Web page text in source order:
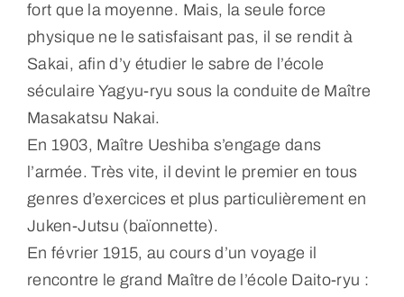
fort que la moyenne. Mais, la seule force
physique ne le satisfaisant pas, il se rendit à
Sakai, afin d’y étudier le sabre de l’école
séculaire Yagyu-ryu sous la conduite de Maître
Masakatsu Nakai.
En 1903, Maître Ueshiba s’engage dans
l’armée. Très vite, il devint le premier en tous
genres d’exercices et plus particulièrement en
Juken-Jutsu (baïonnette).
En février 1915, au cours d’un voyage il
rencontre le grand Maître de l’école Daito-ryu :